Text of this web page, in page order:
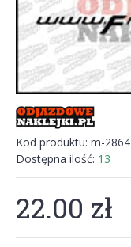
Kod produktu: m-2864
Dostępna ilość: 13
22.00 zł